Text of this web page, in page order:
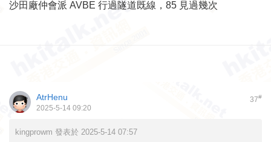
沙田廠仲會派 AVBE 行過隧道既線，85 見過幾次
37#
AtrHenu
2025-5-14 09:20
kingprowm 發表於 2025-5-14 07:57